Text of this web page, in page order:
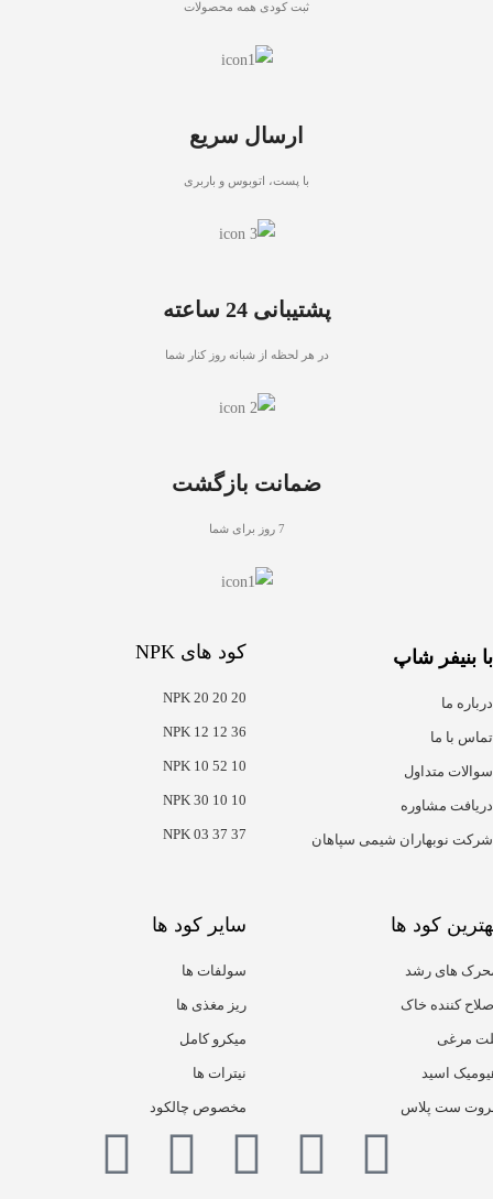
ثبت کودی همه محصولات
ارسال سریع
با پست، اتوبوس و باربری
پشتیبانی 24 ساعته
در هر لحظه از شبانه روز کنار شما
ضمانت بازگشت
7 روز برای شما
با بنیفر شاپ
درباره ما
تماس با ما
سوالات متداول
دریافت مشاوره
شرکت نوبهاران شیمی سپاهان
کود های NPK
NPK 20 20 20
NPK 12 12 36
NPK 10 52 10
NPK 30 10 10
NPK 03 37 37
کود ها
های رشد
کننده خاک
مرغی
اسید
ست پلاس
سایر کود ها
سولفات ها
ریز مغذی ها
میکرو کامل
نیترات ها
مخصوص چالکود